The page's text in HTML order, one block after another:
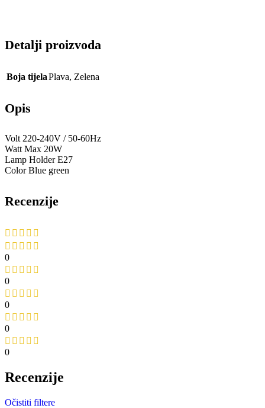
Detalji proizvoda
Boja tijelaPlava, Zelena
Opis
Volt 220-240V / 50-60Hz
Watt Max 20W
Lamp Holder E27
Color Blue green
Recenzije
0
0
0
0
0
Recenzije
Očistiti filtere